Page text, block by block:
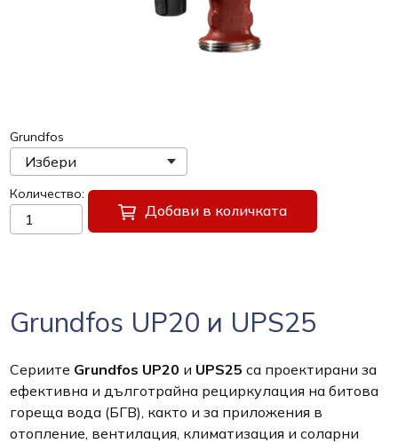
Grundfos
Количество
Добави в количката
Grundfos UP20 и UPS25
Сериите Grundfos UP20 и UPS25 са проектирани за
ефективна и дълготрайна рециркулация на битова
гореща вода (БГВ), както и за приложения в
отопление, вентилация, климатизация и соларни